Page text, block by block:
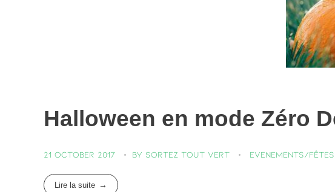
Halloween en mode Zéro
21 October 2017 by Sortez Tout Vert Evenements/fêtes
Lire la suite